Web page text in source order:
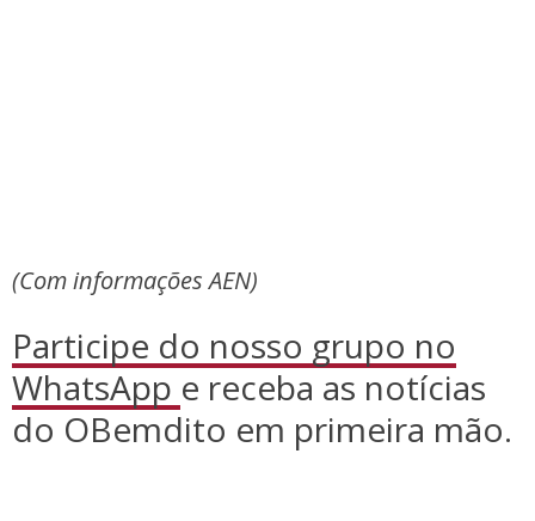
(Com informações AEN)
Participe do nosso grupo no
WhatsApp e receba as notícias
do OBemdito em primeira mão.